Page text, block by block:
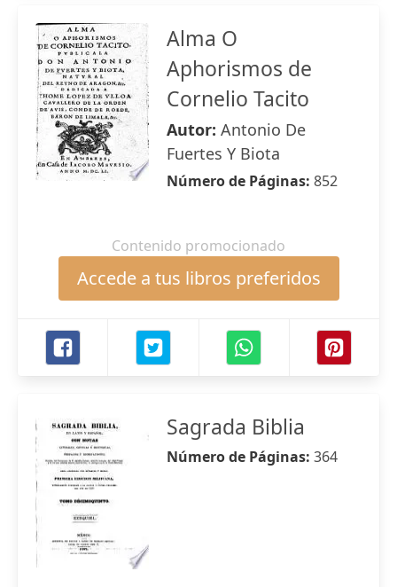
Alma O
Aphorismos de
Cornelio Tacito
Autor: Antonio De
Fuertes Y Biota
Número de Páginas: 852
Contenido promocionado
Accede a tus libros preferidos
Sagrada Biblia
Número de Páginas: 364